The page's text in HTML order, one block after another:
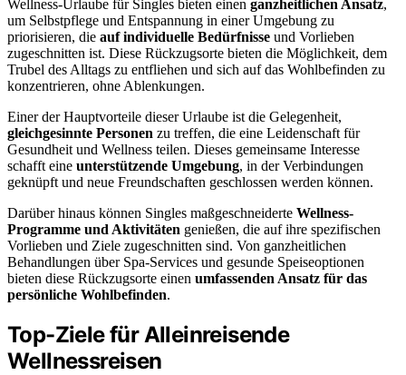
Wellness-Urlaube für Singles bieten einen ganzheitlichen Ansatz,
um Selbstpflege und Entspannung in einer Umgebung zu
priorisieren, die auf individuelle Bedürfnisse und Vorlieben
zugeschnitten ist. Diese Rückzugsorte bieten die Möglichkeit, dem
Trubel des Alltags zu entfliehen und sich auf das Wohlbefinden zu
konzentrieren, ohne Ablenkungen.
Einer der Hauptvorteile dieser Urlaube ist die Gelegenheit,
gleichgesinnte Personen zu treffen, die eine Leidenschaft für
Gesundheit und Wellness teilen. Dieses gemeinsame Interesse
schafft eine unterstützende Umgebung, in der Verbindungen
geknüpft und neue Freundschaften geschlossen werden können.
Darüber hinaus können Singles maßgeschneiderte Wellness-
Programme und Aktivitäten genießen, die auf ihre spezifischen
Vorlieben und Ziele zugeschnitten sind. Von ganzheitlichen
Behandlungen über Spa-Services und gesunde Speiseoptionen
bieten diese Rückzugsorte einen umfassenden Ansatz für das
persönliche Wohlbefinden.
Top-Ziele für Alleinreisende
Wellnessreisen